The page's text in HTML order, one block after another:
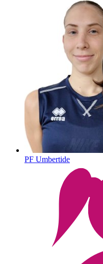
PF Umbertide